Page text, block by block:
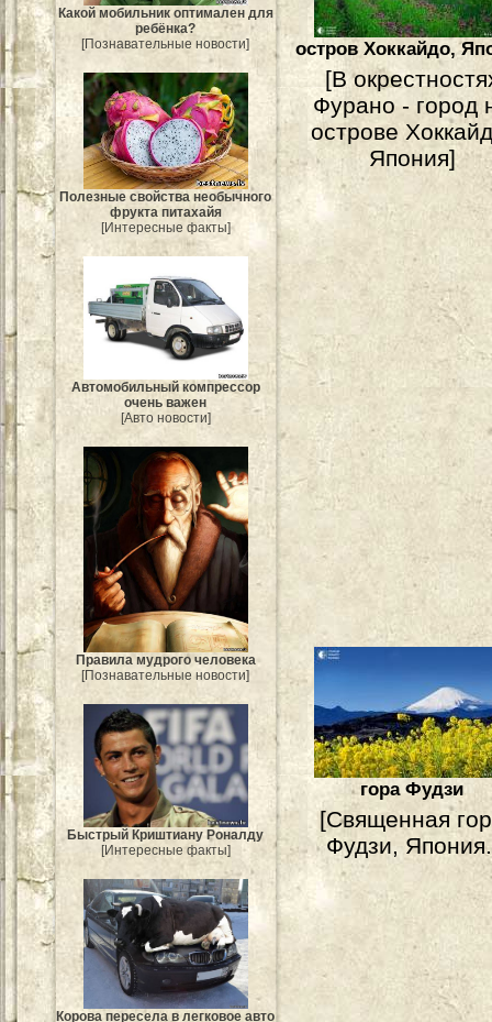
Какой мобильник оптимален для
ребёнка?
[Познавательные новости]
Полезные свойства необычного
фрукта питахайя
[Интересные факты]
Автомобильный компрессор
очень важен
[Авто новости]
Правила мудрого человека
[Познавательные новости]
Быстрый Криштиану Роналду
[Интересные факты]
Корова пересела в легковое авто
остров Хоккайдо,
[В
Фурано - город
острове
Япония]
гора Фудзи
[Священная
Фудзи,